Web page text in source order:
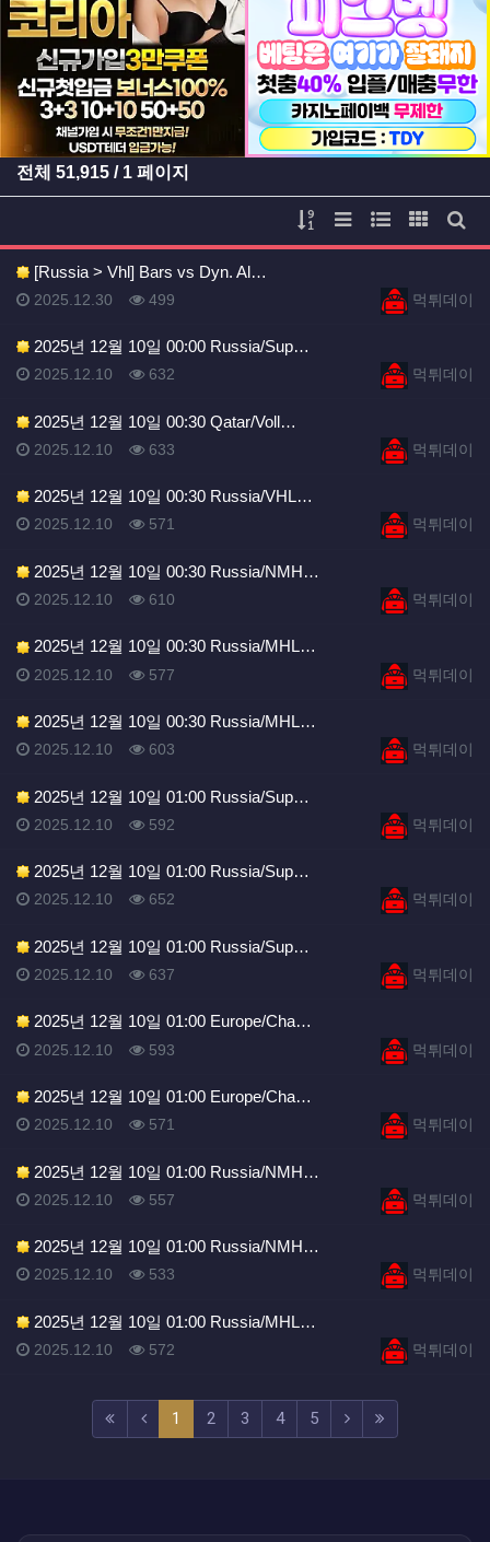
등록일 등록일
등록일 등록일
전체 51,915 / 1 페이지
게시물 정렬
리스트 스타일
웹진 스타일
갤러리
게
[Russia > Vhl] Bars vs Dyn. Al…
등록자먹튀데이
등록일
2025.12.30 조회
499
2025년 12월 10일 00:00 Russia/Sup…
등록자먹튀데이
등록일
2025.12.10 조회
632
2025년 12월 10일 00:30 Qatar/Voll…
등록자먹튀데이
등록일
2025.12.10 조회
633
2025년 12월 10일 00:30 Russia/VHL…
등록자먹튀데이
등록일
2025.12.10 조회
571
2025년 12월 10일 00:30 Russia/NMH…
등록자먹튀데이
등록일
2025.12.10 조회
610
2025년 12월 10일 00:30 Russia/MHL…
등록자먹튀데이
등록일
2025.12.10 조회
577
2025년 12월 10일 00:30 Russia/MHL…
등록자먹튀데이
등록일
2025.12.10 조회
603
2025년 12월 10일 01:00 Russia/Sup…
등록자먹튀데이
등록일
2025.12.10 조회
592
2025년 12월 10일 01:00 Russia/Sup…
등록자먹튀데이
등록일
2025.12.10 조회
652
2025년 12월 10일 01:00 Russia/Sup…
등록자먹튀데이
등록일
2025.12.10 조회
637
2025년 12월 10일 01:00 Europe/Cha…
등록자먹튀데이
등록일
2025.12.10 조회
593
2025년 12월 10일 01:00 Europe/Cha…
등록자먹튀데이
등록일
2025.12.10 조회
571
2025년 12월 10일 01:00 Russia/NMH…
등록자먹튀데이
등록일
2025.12.10 조회
557
2025년 12월 10일 01:00 Russia/NMH…
등록자먹튀데이
등록일
2025.12.10 조회
533
2025년 12월 10일 01:00 Russia/MHL…
등록자먹튀데이
등록일
2025.12.10 조회
572
1 (current)
2 3 4 5 (next)